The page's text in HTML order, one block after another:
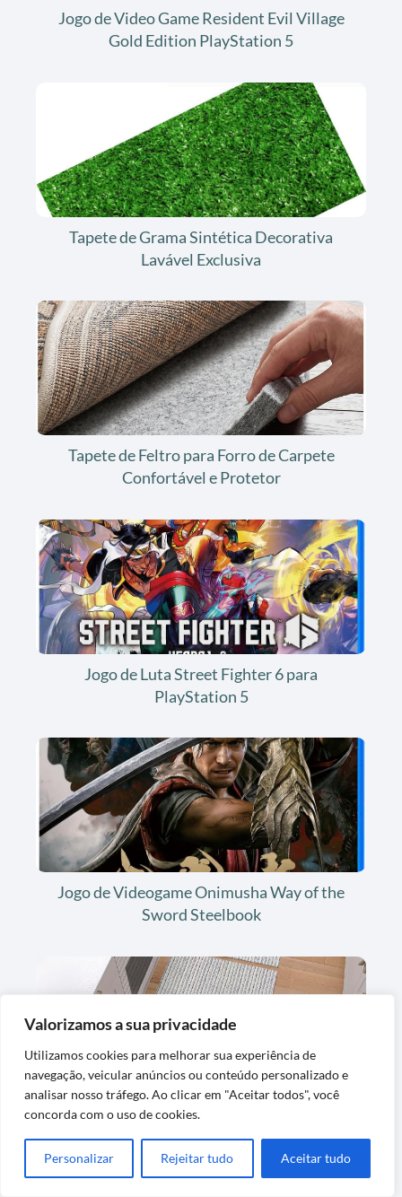
Valorizamos a sua privacidade
Utilizamos cookies para melhorar sua experiência de
navegação, veicular anúncios ou conteúdo personalizado e
analisar nosso tráfego. Ao clicar em "Aceitar todos", você
concorda com o uso de cookies.
Personalizar Rejeitar tudo Aceitar tudo
Jogo de Video Game Resident Evil Village
Gold Edition PlayStation 5
Tapete de Grama Sintética Decorativa
Lavável Exclusiva
Tapete de Feltro para Forro de Carpete
Confortável e Protetor
Jogo de Luta Street Fighter 6 para
PlayStation 5
Jogo de Videogame Onimusha Way of the
Sword Steelbook
Tapete Kit de Cozinha Antiderrapante